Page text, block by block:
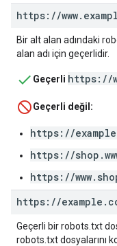
https: //www.
Bir alt alan adındaki
alan adı için geçerlidir.
Geçerli https://
Geçerli değil:
https://
https://
https://
https: //example .
Geçerli bir robots.txt
robots.txt dosyalarını